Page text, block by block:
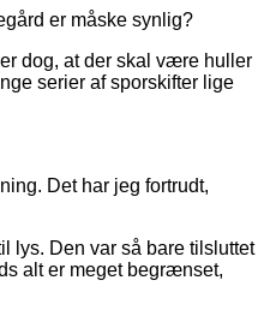
er måske synlig?
dog, at der skal være huller
serier af sporskifter lige
Det har jeg fortrudt,
lys. Den var så bare tilsluttet
alt er meget begrænset,